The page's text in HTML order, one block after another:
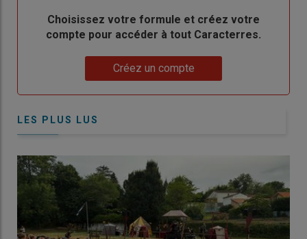
BodyChoisissez votre formule et créez votre
compte pour accéder à tout Caracterres.
Créez un compte
LES PLUS LUS